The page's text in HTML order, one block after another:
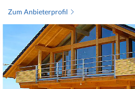
Zum Anbieterprofil